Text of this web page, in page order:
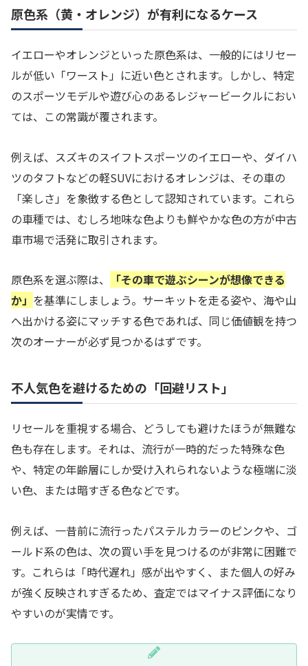
原色系（黄・オレンジ）が有利になるケース
イエローやオレンジといった原色系は、一般的にはリセー
ルが低い「ワースト」に近い色とされます。しかし、特定
のスポーツモデルや遊び心のあるレジャービークルにおい
ては、この常識が覆されます。
例えば、スズキのスイフトスポーツのイエローや、ダイハ
ツのタフトなどの軽SUVにおけるオレンジは、その車の
「楽しさ」を象徴する色として認知されています。これら
の車種では、むしろ地味な色よりも鮮やかな色の方が中古
車市場で活発に取引されます。
原色系を選ぶ際は、
「その車で遊ぶシーンが想像できる
か」 を基準にしましょう。サーキットを走る姿や、海や山
へ出かける姿にマッチする色であれば、同じ価値観を持つ
次のオーナーが必ず見つかるはずです。
不人気色を避けるための「回避リスト」
リセールを重視する場合、どうしても避けたほうが無難な
色も存在します。それは、流行が一時的だった特殊な色
や、特定の年齢層にしか受け入れられないような極端に淡
い色、または暗すぎる色などです。
例えば、一昔前に流行ったパステルカラーのピンクや、ゴ
ールド系の色は、次の買い手を見つけるのが非常に困難で
す。これらは「時代遅れ」感が出やすく、また個人の好み
が強く反映されすぎるため、査定ではマイナス評価になり
やすいのが実情です。